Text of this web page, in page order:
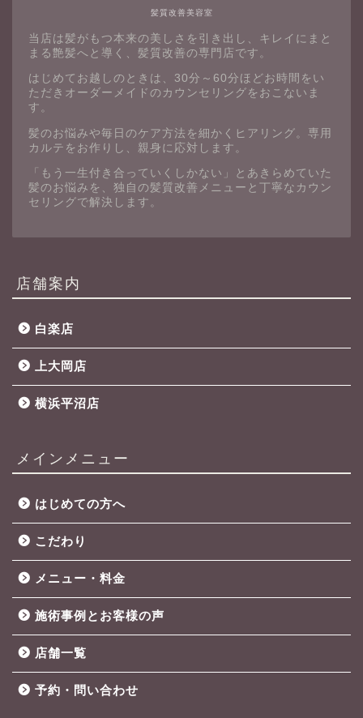
髪質改善美容室
当店は髪がもつ本来の美しさを引き出し、キレイにまと
まる艶髪へと導く、髪質改善の専門店です。
はじめてお越しのときは、30分～60分ほどお時間をい
ただきオーダーメイドのカウンセリングをおこないま
す。
髪のお悩みや毎日のケア方法を細かくヒアリング。専用
カルテをお作りし、親身に応対します。
「もう一生付き合っていくしかない」とあきらめていた
髪のお悩みを、独自の髪質改善メニューと丁寧なカウン
セリングで解決します。
店舗案内
白楽店
上大岡店
横浜平沼店
メインメニュー
はじめての方へ
こだわり
メニュー・料金
施術事例とお客様の声
店舗一覧
予約・問い合わせ